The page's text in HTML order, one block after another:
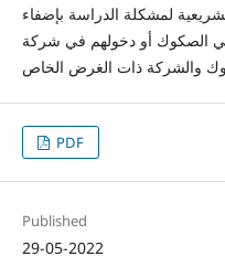
لمشكلة الدراسة بإضفاء
الصكوك أو دخولهم في شركة
PDF
Published
29-05-2022